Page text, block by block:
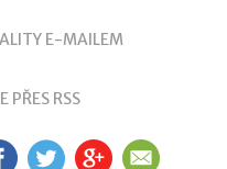
E-MAILEM
PŘES RSS
TW GP EM